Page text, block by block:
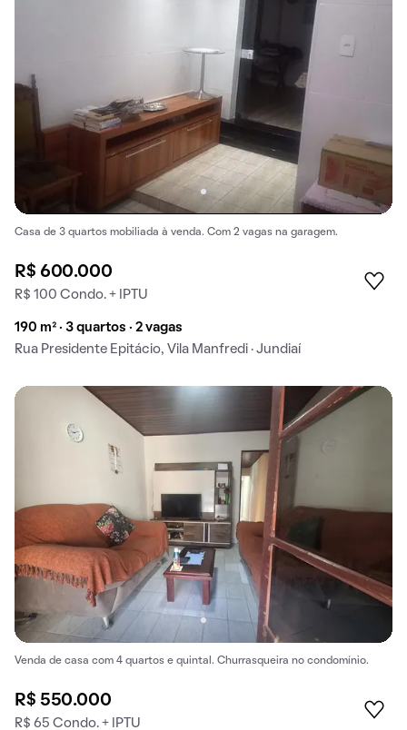
Casa de 3 quartos mobiliada à venda. Com 2 vagas na garagem.
R$ 600.000
R$ 100 Condo. + IPTU
190 m² · 3 quartos · 2 vagas
Rua Presidente Epitácio, Vila Manfredi · Jundiaí
Venda de casa com 4 quartos e quintal. Churrasqueira no condomínio.
R$ 550.000
R$ 65 Condo. + IPTU